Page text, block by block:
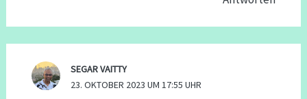
SEGAR VAITTY
23. OKTOBER 2023 UM 17:55 UHR